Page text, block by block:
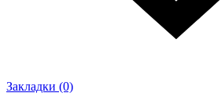
Закладки (0)